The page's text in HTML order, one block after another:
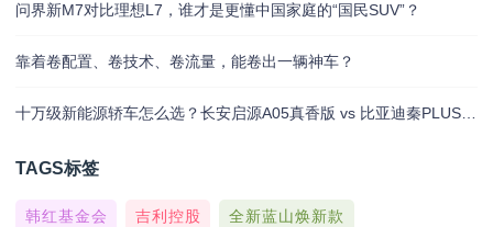
问界新M7对比理想L7，谁才是更懂中国家庭的“国民SUV”？
靠着卷配置、卷技术、卷流量，能卷出一辆神车？
TAGS标签
韩红基金会 吉利控股 全新蓝山焕新款